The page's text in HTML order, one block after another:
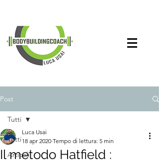
Post
Tutti
Articoli
Tutti
Il metodo Hatfield :
Luca Usai
18 apr 2020 Tempo di lettura: 5 min